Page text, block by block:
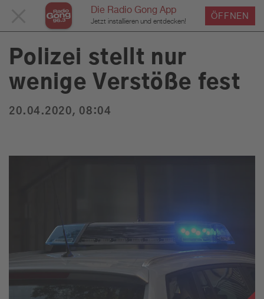
Die Radio Gong App
Jetzt installieren und entdecken!
ÖFFNEN
SCHLIESSEN
Service
Du bist hier: Home Service News News Detailseite
Polizei stellt nur
wenige Verstöße fest
20.04.2020, 08:04